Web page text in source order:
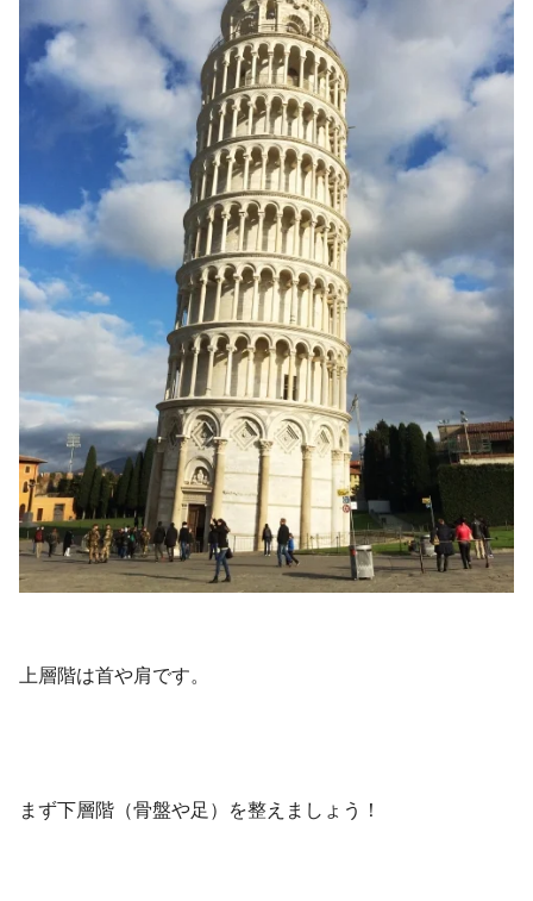
上層階は首や肩です。
まず下層階（骨盤や足）を整えましょう！